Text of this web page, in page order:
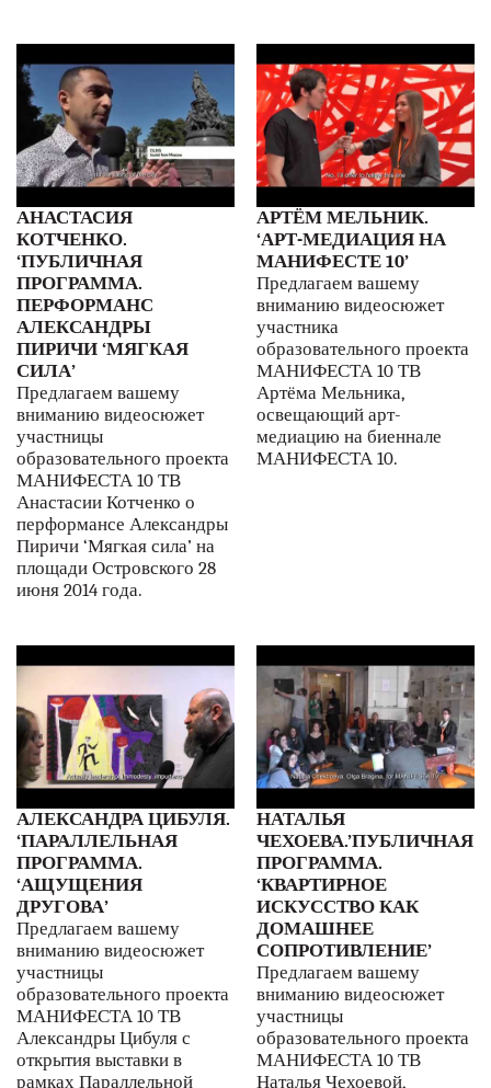
АНАСТАСИЯ
КОТЧЕНКО.
‘ПУБЛИЧНАЯ
ПРОГРАММА.
ПЕРФОРМАНС
АЛЕКСАНДРЫ
ПИРИЧИ ‘МЯГКАЯ
СИЛА’
Предлагаем вашему
вниманию видеосюжет
участницы
образовательного проекта
МАНИФЕСТА 10 ТВ
Анастасии Котченко о
перформансе Александры
Пиричи ‘Мягкая сила’ на
площади Островского 28
июня 2014 года.
АРТЁМ МЕЛЬНИК.
‘АРТ-МЕДИАЦИЯ НА
МАНИФЕСТЕ 10’
Предлагаем вашему
вниманию видеосюжет
участника
образовательного проекта
МАНИФЕСТА 10 ТВ
Артёма Мельника,
освещающий арт-
медиацию на биеннале
МАНИФЕСТА 10.
АЛЕКСАНДРА ЦИБУЛЯ.
‘ПАРАЛЛЕЛЬНАЯ
ПРОГРАММА.
‘АЩУЩЕНИЯ
ДРУГОВА’
Предлагаем вашему
вниманию видеосюжет
участницы
образовательного проекта
МАНИФЕСТА 10 ТВ
Александры Цибуля с
открытия выставки в
рамках Параллельной
НАТАЛЬЯ
ЧЕХОЕВА.’ПУБЛИЧНАЯ
ПРОГРАММА.
‘КВАРТИРНОЕ
ИСКУССТВО КАК
ДОМАШНЕЕ
СОПРОТИВЛЕНИЕ’
Предлагаем вашему
вниманию видеосюжет
участницы
образовательного проекта
МАНИФЕСТА 10 ТВ
Наталья Чехоевой,